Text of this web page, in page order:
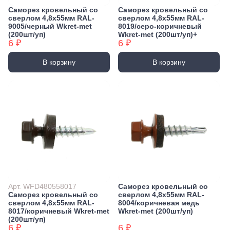
Саморез кровельный со
сверлом 4,8х55мм RAL-
9005/черный Wkret-met
(200шт/уп)
6 ₽
В корзину
Саморез кровельный со
сверлом 4,8х55мм RAL-
8019/серо-коричневый
Wkret-met (200шт/уп)+
6 ₽
В корзину
Арт. WFD480558017
Саморез кровельный со
сверлом 4,8х55мм RAL-
8017/коричневый Wkret-met
(200шт/уп)
6 ₽
Саморез кровельный со
сверлом 4,8х55мм RAL-
8004/коричневая медь
Wkret-met (200шт/уп)
6 ₽